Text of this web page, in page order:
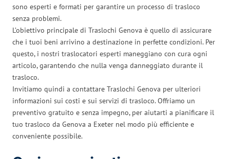
sono esperti e formati per garantire un processo di trasloco
senza problemi.
L’obiettivo principale di Traslochi Genova è quello di assicurare
che i tuoi beni arrivino a destinazione in perfette condizioni. Per
questo, i nostri traslocatori esperti maneggiano con cura ogni
articolo, garantendo che nulla venga danneggiato durante il
trasloco.
Invitiamo quindi a contattare Traslochi Genova per ulteriori
informazioni sui costi e sui servizi di trasloco. Offriamo un
preventivo gratuito e senza impegno, per aiutarti a pianificare il
tuo trasloco da Genova a Exeter nel modo più efficiente e
conveniente possibile.